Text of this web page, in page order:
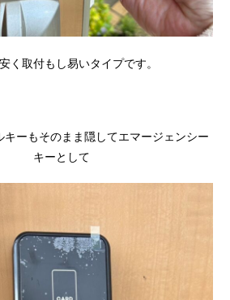
く取付もし易いタイプです。
キーもそのまま隠してエマージェンシー
キーとして